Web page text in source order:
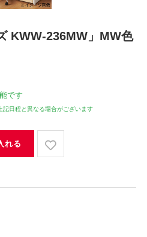
KWW-236MW」MW色
です
日程と異なる場合がございます
れる